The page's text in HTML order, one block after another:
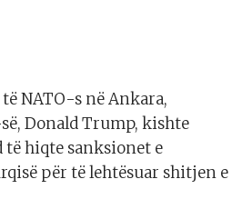
NATO-s në Ankara,
Donald Trump, kishte
të hiqte sanksionet e
për të lehtësuar shitjen e